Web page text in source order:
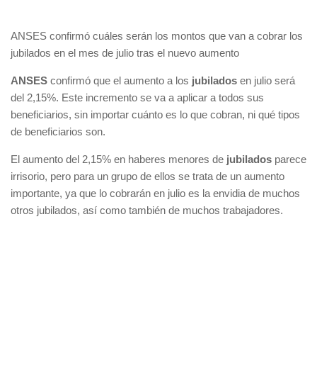
ANSES confirmó cuáles serán los montos que van a cobrar los
jubilados en el mes de julio tras el nuevo aumento
ANSES confirmó que el aumento a los jubilados en julio será
del 2,15%. Este incremento se va a aplicar a todos sus
beneficiarios, sin importar cuánto es lo que cobran, ni qué tipos
de beneficiarios son.
El aumento del 2,15% en haberes menores de jubilados parece
irrisorio, pero para un grupo de ellos se trata de un aumento
importante, ya que lo cobrarán en julio es la envidia de muchos
otros jubilados, así como también de muchos trabajadores.